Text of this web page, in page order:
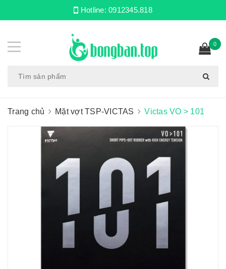
Hotline: 0912345.818
0
Trang chủ Mặt vợt TSP-VICTAS Victas VO > 101